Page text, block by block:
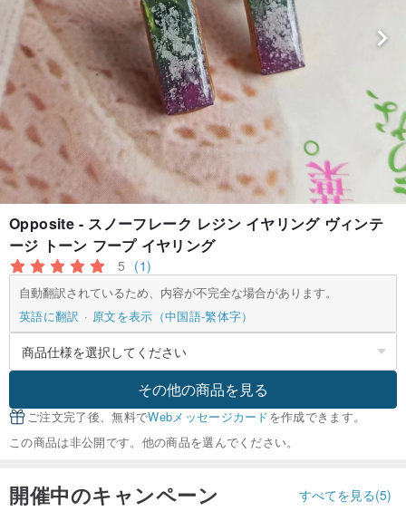
Opposite - スノーフレーク レジン イヤリング ヴィンテ
ージ トーン フープ イヤリング
5 (1)
自動翻訳されているため、内容が不完全な場合があります。
英語に翻訳
原文を表示（中国語-繁体字）
その他の商品を見る
ご注文完了後、無料でWebメッセージカードを作成できます。
この商品は非公開です。他の商品を選んでください。
開催中のキャンペーン すべてを見る(5)